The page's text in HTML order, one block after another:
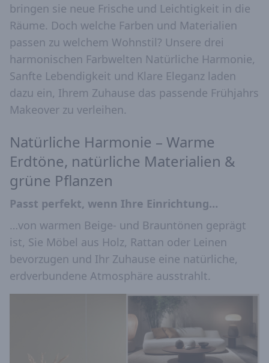
bringen sie neue Frische und Leichtigkeit in die
Räume. Doch welche Farben und Materialien
passen zu welchem Wohnstil? Unsere drei
harmonischen Farbwelten Natürliche Harmonie,
Sanfte Lebendigkeit und Klare Eleganz laden
dazu ein, Ihrem Zuhause das passende Frühjahrs
Makeover zu verleihen.
Natürliche Harmonie – Warme
Erdtöne, natürliche Materialien &
grüne Pflanzen
Passt perfekt, wenn Ihre Einrichtung…
…von warmen Beige- und Brauntönen geprägt
ist, Sie Möbel aus Holz, Rattan oder Leinen
bevorzugen und Ihr Zuhause eine natürliche,
erdverbundene Atmosphäre ausstrahlt.